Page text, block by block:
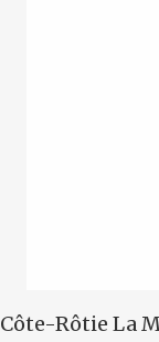
Côte-Rôtie La